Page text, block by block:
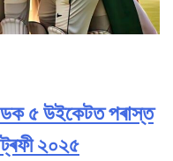
৫ উইকেটত পৰাস্ত
২০২৫